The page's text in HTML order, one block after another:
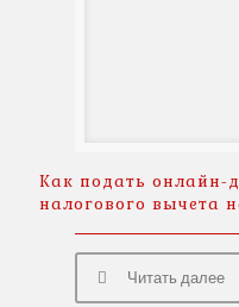
Как подать онлайн-
налогового вычета
Читать далее